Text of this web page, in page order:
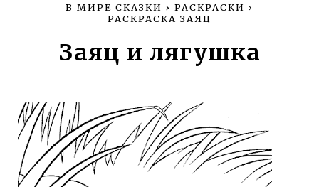
В МИРЕ СКАЗКИ › РАСКРАСКИ ›
РАСКРАСКА ЗАЯЦ
Заяц и лягушка